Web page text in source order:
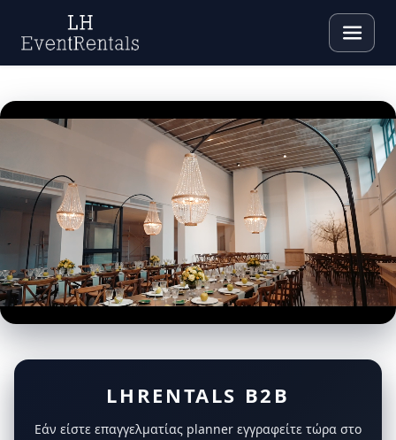
LHRENTALS B2B
Εάν είστε επαγγελματίας planner εγγραφείτε τώρα στο